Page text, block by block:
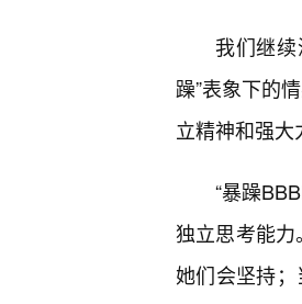
我们继
躁”表象下的
立精神和强大
“暴躁
独立思考能力
她们会坚持；